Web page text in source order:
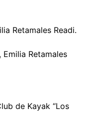
Retamales Readi.
Retamales
de Kayak “Los